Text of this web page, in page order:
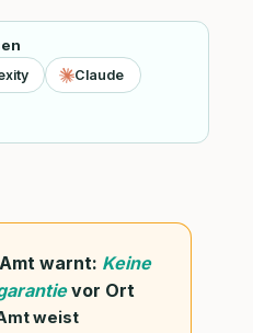
Claude
warnt: Keine
vor Ort
weist